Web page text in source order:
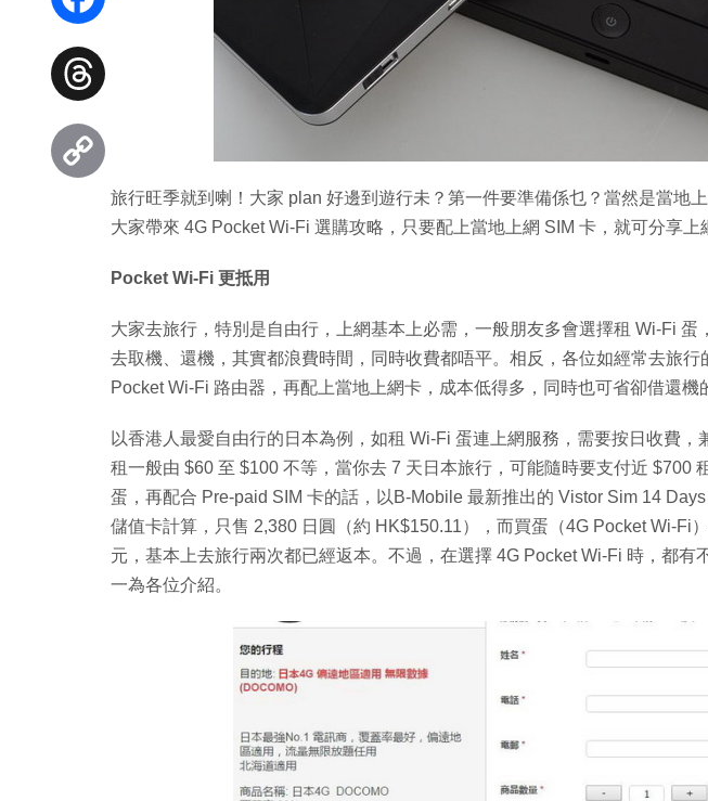
旅行旺季就到喇！大家 plan 好邊到遊行未？第一件要準備係乜？當然是當地
大家帶來 4G Pocket Wi-Fi 選購攻略，只要配上當地上網 SIM 卡，就可分享上
Pocket Wi-Fi 更抵用
大家去旅行，特別是自由行，上網基本上必需，一般朋友多會選擇租 Wi-Fi 蛋
去取機、還機，其實都浪費時間，同時收費都唔平。相反，各位如經常去旅行
Pocket Wi-Fi 路由器，再配上當地上網卡，成本低得多，同時也可省卻借還機
以香港人最愛自由行的日本為例，如租 Wi-Fi 蛋連上網服務，需要按日收費，
租一般由 $60 至 $100 不等，當你去 7 天日本旅行，可能隨時要支付近 $700
蛋，再配合 Pre-paid SIM 卡的話，以B-Mobile 最新推出的 Vistor Sim 14
儲值卡計算，只售 2,380 日圓（約 HK$150.11），而買蛋（4G Pocket Wi-Fi
元，基本上去旅行兩次都已經返本。不過，在選擇 4G Pocket Wi-Fi 時，都有
一為各位介紹。
Facebook
Threads
Copy